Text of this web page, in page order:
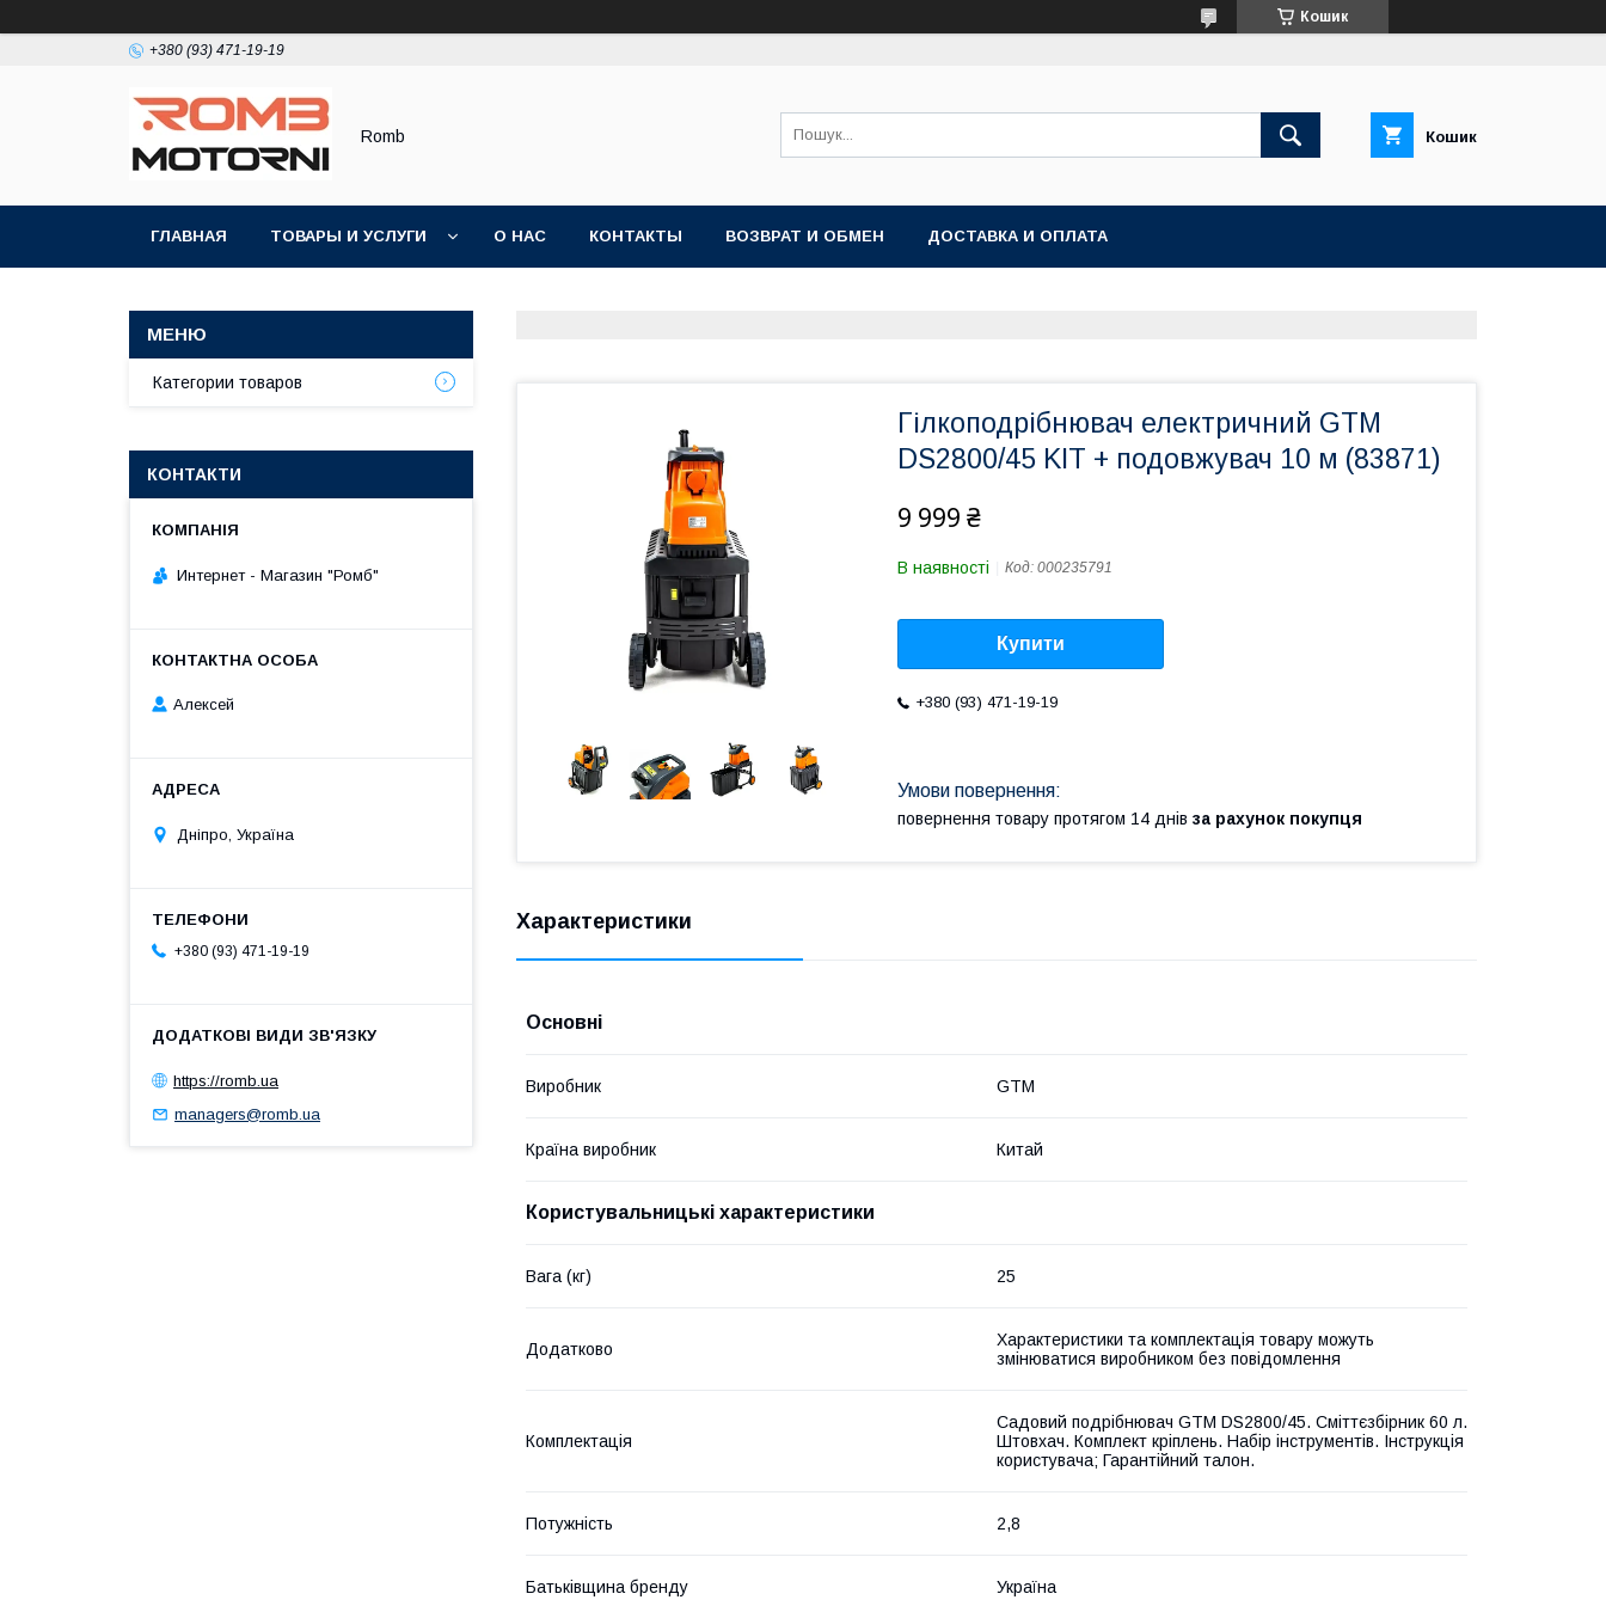
Кошик
+380 (93) 471-19-19
Romb Кошик
ГЛАВНАЯ ТОВАРЫ И УСЛУГИ О НАС КОНТАКТЫ ВОЗВРАТ И ОБМЕН ДОСТАВКА И ОПЛАТА
Гілкоподрібнювач електричний GTM
DS2800/45 KIT + подовжувач 10 м (83871)
9 999 ₴
В наявності Код: 000235791
Купити
+380 (93) 471-19-19
повернення товару протягом 14 днів за рахунок покупця
Характеристики
Основні
Виробник GTM
Країна виробник Китай
Користувальницькі характеристики
Вага (кг) 25
Додатково
Характеристики та комплектація товару можуть
змінюватися виробником без повідомлення
Комплектація
Садовий подрібнювач GTM DS2800/45. Сміттєзбірник 60 л.
Штовхач. Комплект кріплень. Набір інструментів. Інструкція
користувача; Гарантійний талон.
Потужність 2,8
Батьківщина бренду Україна
Категории товаров
КОНТАКТИ
Интернет - Магазин "Ромб"
Алексей
Дніпро, Україна
+380 (93) 471-19-19
https://romb.ua
managers@romb.ua